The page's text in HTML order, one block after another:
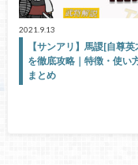
2021.9.13
【サンアリ】馬謖[自尊
を徹底攻略｜特徴・使い
まとめ